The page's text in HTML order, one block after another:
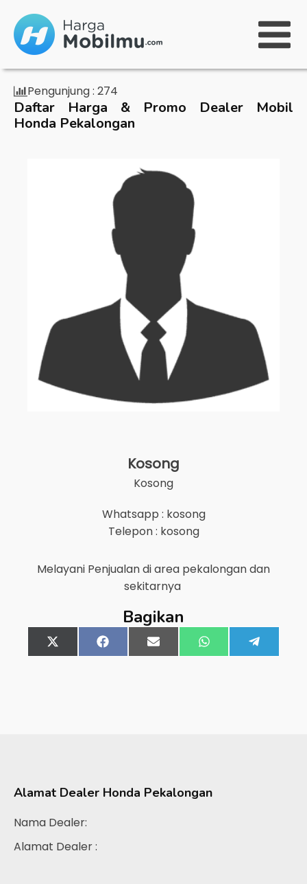
Pengunjung : 274
Daftar Harga & Promo Dealer Mobil
Honda Pekalongan
Kosong
Kosong
Whatsapp : kosong
Telepon : kosong
Melayani Penjualan di area pekalongandan
sekitarnya
Bagikan
Share
on
X
(Twitter)
Share
on
FacebookShare
on
Email Share
on
WhatsApp
on
Alamat Dealer Honda Pekalongan
Nama Dealer:
Alamat Dealer :